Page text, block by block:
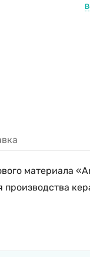
материала
производства